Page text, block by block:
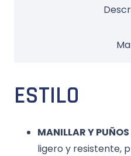
ESTILO
MANILLAR Y PUÑOS
ligero y resistente,